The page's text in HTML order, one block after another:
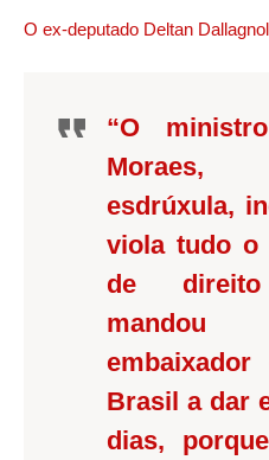
O ex-deputado Deltan
“O
Moraes,
esdrúxula,
viola tudo o
de direito
Brasil a dar
dias,